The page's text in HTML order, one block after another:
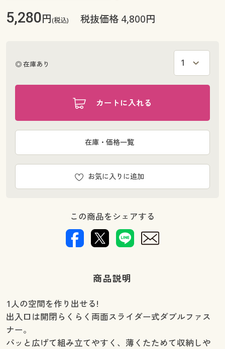
ご利用ガイド
よくある質問とお問い合わせ
5,280円(税込) 税抜価格 4,800円
◎ 在庫あり
カートに入れる
お気に入りに追加
在庫・価格一覧
この商品をシェアする
商品説明
1人の空間を作り出せる!
出入口は開閉らくらく両面スライダー式ダブルファス
ナー。
パッと広げて組み立てやすく、薄くたためて収納しや